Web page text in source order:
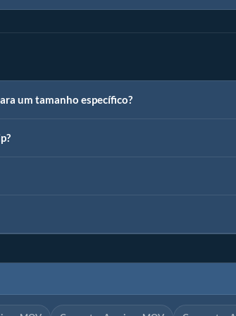
um tamanho específico?